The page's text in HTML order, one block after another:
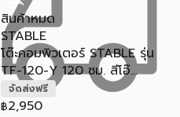
สินค้าหมด
STABLE
โต๊ะคอมพิวเตอร์ STABLE รุ่น
TF-120-Y 120 ซม. สีโอ๊...
จัดส่งฟรี
฿2,950